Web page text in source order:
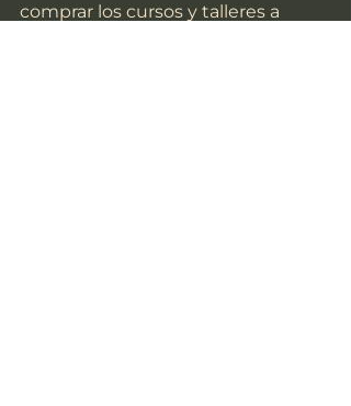
comprar los cursos y talleres a